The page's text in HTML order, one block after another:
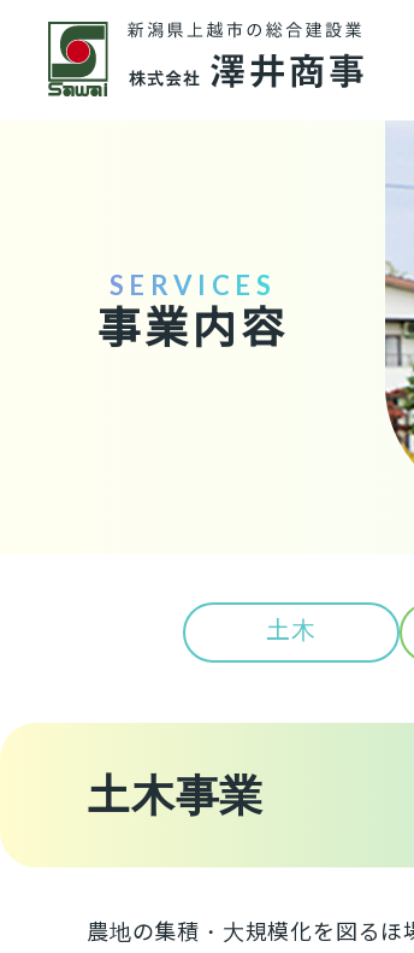
SERVICES
事業内容
土木
土木事業
農地の集積・大規模化を図るほ